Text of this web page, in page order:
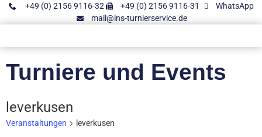
+49 (0) 2156 9116-32 +49 (0) 2156 9116-31
WhatsApp
mail@lns-turnierservice.de
Turniere und Events
leverkusen
Veranstaltungen leverkusen